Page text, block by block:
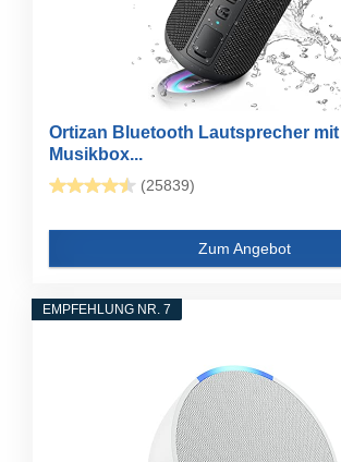
Ortizan Bluetooth Lautsprecher
Musikbox...
(25839)
Zum Angebot
EMPFEHLUNG NR. 7